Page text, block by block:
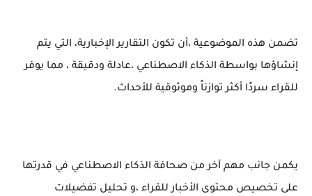
تضمن هذه الموضوعية ،أن تكون التقارير الإخبارية، التي يتم
إنشاؤها بواسطة الذكاء الاصطناعي ،عادلة ودقيقة ، مما يوفر
للقراء سردًا أكثر توازناً وموثوقية للأحداث.
يكمن جانب مهم آخر من صحافة الذكاء الاصطناعي في قدرتها
على تخصيص محتوى الأخبار للقراء ،و تحليل تفضيلات